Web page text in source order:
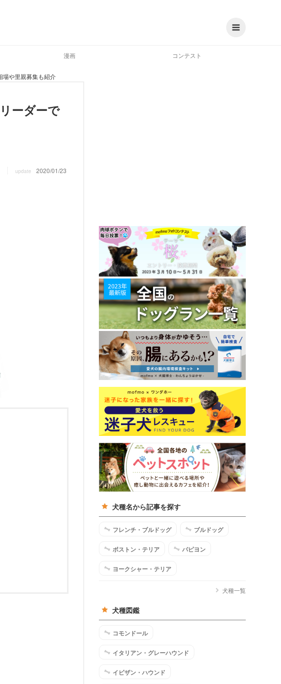
漫画 コンテスト
場や里親募集も紹介
ーダーで
update 2020/01/23
犬種名から記事を探す
フレンチ・ブルドッグ ブルドッグ
ボストン・テリア パピヨン
ヨークシャー・テリア
犬種一覧
犬種図鑑
コモンドール
イタリアン・グレーハウンド
イビザン・ハウンド